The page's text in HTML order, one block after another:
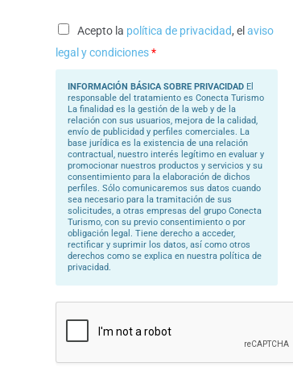
y
d
a
Acepto la política de privacidad, elaviso
legal y condiciones *
INFORMACIÓN BÁSICA SOBRE PRIVACIDAD El
responsable del tratamiento es Conecta Turismo
La finalidad es la gestión de la web y de la
relación con sus usuarios, mejora de la calidad,
envío de publicidad y perfiles comerciales. La
base jurídica es la existencia de una relación
contractual, nuestro interés legítimo en evaluar y
promocionar nuestros productos y servicios y su
consentimiento para la elaboración de dichos
perfiles. Sólo comunicaremos sus datos cuando
sea necesario para la tramitación de sus
solicitudes, a otras empresas del grupo Conecta
Turismo, con su previo consentimiento o por
obligación legal. Tiene derecho a acceder,
rectificar y suprimir los datos, así como otros
derechos como se explica en nuestra política de
privacidad.